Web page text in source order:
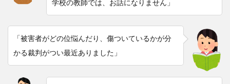
学校の教師では、お話になりません」
「被害者がどの位悩んだり、傷ついているかが分
かる裁判がつい最近ありました」